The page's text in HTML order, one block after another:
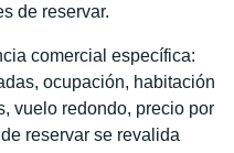
de reservar.
comercial específica:
ocupación, habitación
vuelo redondo, precio por
reservar se revalida